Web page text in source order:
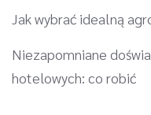
Jak wybrać idealną
Niezapomniane
hotelowych: co robić